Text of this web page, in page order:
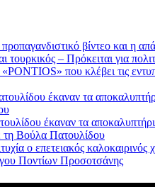
βίντεο και
– Πρόκειται για
που κλέβει τις
έκαναν τα
έκαναν τα
τη Βούλα Πατουλίδου
ο επετειακός
Ποντίων Προσοτσάνης